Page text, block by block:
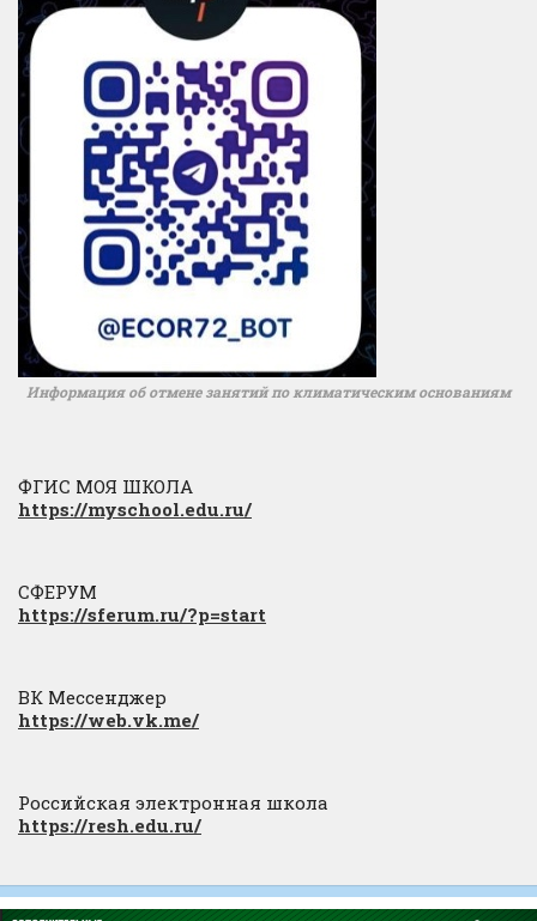
Информация об отмене занятий по климатическим основаниям
ФГИС МОЯ ШКОЛА
https://myschool.edu.ru/
СФЕРУМ
https://sferum.ru/?p=start
ВК Мессенджер
https://web.vk.me/
Российская электронная школа
https://resh.edu.ru/